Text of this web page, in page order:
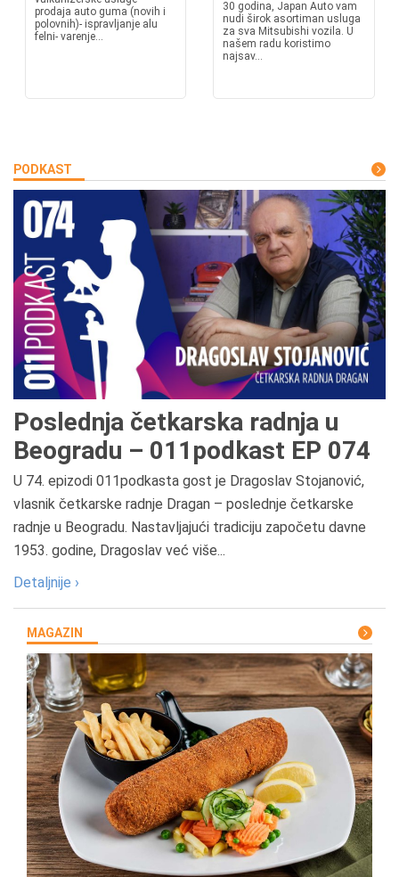
prodaja auto guma (novih i
polovnih)- ispravljanje alu
felni- varenje...
30 godina, Japan Auto vam
nudi širok asortiman usluga
za sva Mitsubishi vozila. U
našem radu koristimo
najsav...
PODKAST
Poslednja četkarska radnja u
Beogradu – 011podkast EP 074
U 74. epizodi 011podkasta gost je Dragoslav Stojanović,
vlasnik četkarske radnje Dragan – poslednje četkarske
radnje u Beogradu. Nastavljajući tradiciju započetu davne
1953. godine, Dragoslav već više...
Detaljnije ›
MAGAZIN